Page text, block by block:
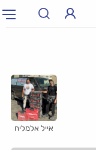
אייל אלמליח